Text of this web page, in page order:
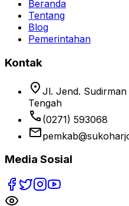
Beranda
Tentang
Blog
Pemerintahan
Kontak
location_on Jl. Jend.
Tengah
phone (0271) 593068
email
Media Sosial